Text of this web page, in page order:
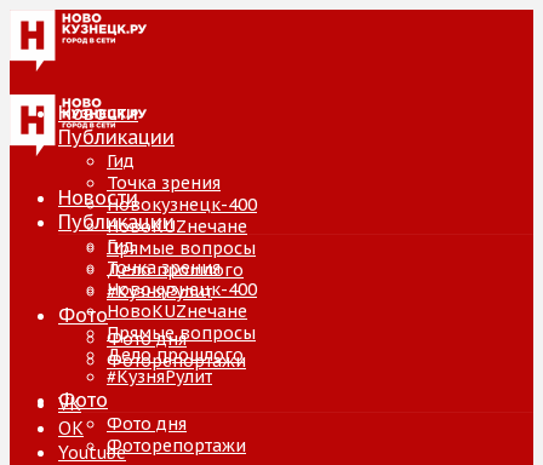
Новости
Публикации
Гид
Точка зрения
Новокузнецк-400
НовоKUZнечане
Прямые вопросы
Дело прошлого
#КузняРулит
Фото
Фото дня
Фоторепортажи
VK
ОК
Youtube
Новости
Публикации
Гид
Точка зрения
Новокузнецк-400
НовоKUZнечане
Прямые вопросы
Дело прошлого
#КузняРулит
Фото
Фото дня
Фоторепортажи